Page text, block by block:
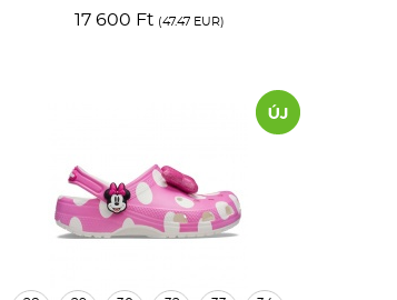
17 600 Ft (47.47 EUR)